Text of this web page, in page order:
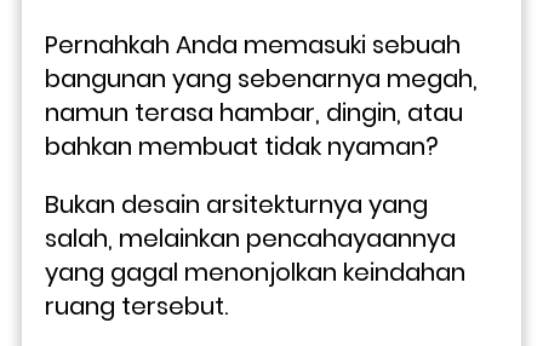
Pernahkah Anda memasuki sebuah
bangunan yang sebenarnya megah,
namun terasa hambar, dingin, atau
bahkan membuat tidak nyaman?
Bukan desain arsitekturnya yang
salah, melainkan pencahayaannya
yang gagal menonjolkan keindahan
ruang tersebut.